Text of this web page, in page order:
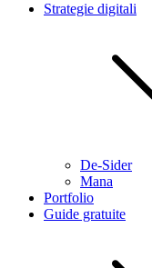
Strategie digitali
De-Sider
Mana
Portfolio
Guide gratuite